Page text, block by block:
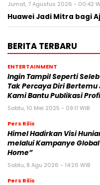
Jumat, 7 Agustus 2026 - 00:42
Huawei Jadi Mitra bagi
BERITA TERBARU
ENTERTAINMENT
Ingin Tampil Seperti
Tak Percaya Diri Bertemu
Kami Bantu Publikasi
Sabtu, 10 Mei 2025 - 09:11 WIB
Pers Rilis
Himel Hadirkan Visi
melalui Kampanye
Home”
Sabtu, 8 Agu 2026 - 14:26 WIB
Pers Rilis